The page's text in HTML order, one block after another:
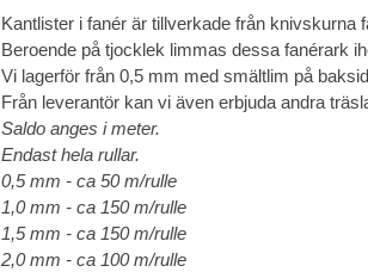
Kantlister i fanér är tillverkade från
Beroende på tjocklek limmas dessa fanérark
Vi lagerför från 0,5 mm med smältlim på
Från leverantör kan vi även erbjuda andra
Saldo anges i meter.
Endast hela rullar.
0,5 mm - ca 50 m/rulle
1,0 mm - ca 150 m/rulle
1,5 mm - ca 150 m/rulle
2,0 mm - ca 100 m/rulle